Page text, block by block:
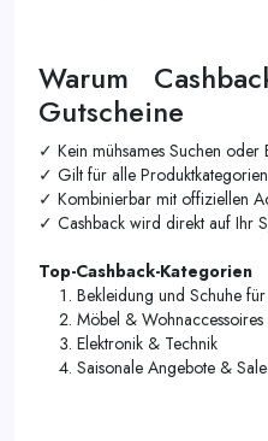
Warum
Gutscheine
✓ Kein mühsames Suchen oder
✓ Gilt für alle
✓ Kombinierbar mit offiziellen
✓ Cashback wird direkt auf Ihr
Top-Cashback-Kategorien
Bekleidung und Schuhe
Möbel & Wohnaccessoires
Elektronik & Technik
Saisonale Angebote &